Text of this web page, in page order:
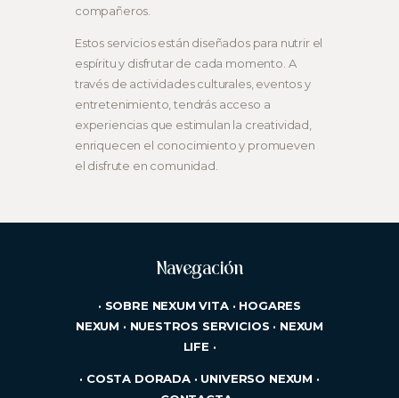
compañeros.
Estos servicios están diseñados para nutrir el
espíritu y disfrutar de cada momento. A
través de actividades culturales, eventos y
entretenimiento, tendrás acceso a
experiencias que estimulan la creatividad,
enriquecen el conocimiento y promueven
el disfrute en comunidad.
Navegación
· SOBRE NEXUM VITA· HOGARES
NEXUM · NUESTROS SERVICIOS · NEXUM
LIFE ·
· COSTA DORADA· UNIVERSO NEXUM ·